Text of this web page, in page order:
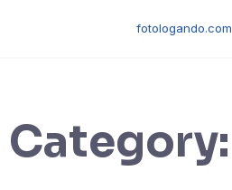
fotologando.com
Category: